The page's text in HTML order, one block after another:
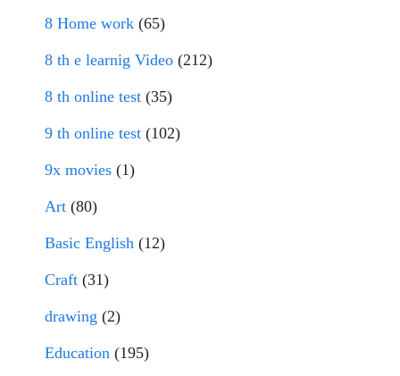
8 Home work (65)
8 th e learnig Video (212)
8 th online test (35)
9 th online test (102)
9x movies (1)
Art (80)
Basic English (12)
Craft (31)
drawing (2)
Education (195)